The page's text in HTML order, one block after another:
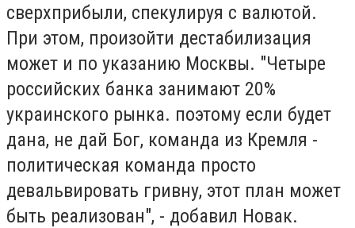
сверхприбыли, спекулируя с валютой.
При этом, произойти дестабилизация
может и по указанию Москвы. "Четыре
российских банка занимают 20%
украинского рынка. поэтому если будет
дана, не дай Бог, команда из Кремля -
политическая команда просто
девальвировать гривну, этот план может
быть реализован", - добавил Новак.